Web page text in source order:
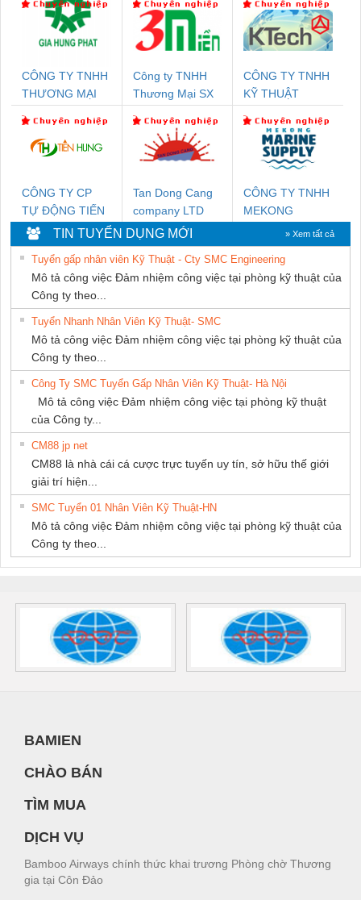
CÔNG TY TNHH
THƯƠNG MẠI
THUẬT ĐIỆN CƠ
GIA HƯNG PHÁT
Công ty TNHH
Thương Mại SX
CÔNG TY TNHH
KỸ THUẬT
NAM
CÔNG TY CP
TỰ ĐỘNG TIẾN
HƯNG
Tan Dong Cang
company LTD
CÔNG TY TNHH
MEKONG
SUPPLY
TIN TUYỂN DỤNG MỚI » Xem tất cả
Tuyển gấp nhân viên Kỹ Thuật - Cty SMC Engineering
Mô tả công việc Đảm nhiệm công việc tại phòng kỹ thuật của
Công ty theo...
Tuyển Nhanh Nhân Viên Kỹ Thuật- SMC
Mô tả công việc Đảm nhiệm công việc tại phòng kỹ thuật của
Công ty theo...
Công Ty SMC Tuyển Gấp Nhân Viên Kỹ Thuật- Hà Nội
Mô tả công việc Đảm nhiệm công việc tại phòng kỹ thuật
của Công ty...
CM88 jp net
CM88 là nhà cái cá cược trực tuyến uy tín, sở hữu thế giới
giải trí hiện...
SMC Tuyển 01 Nhân Viên Kỹ Thuật-HN
Mô tả công việc Đảm nhiệm công việc tại phòng kỹ thuật của
Công ty theo...
BAMIEN
CHÀO BÁN
TÌM MUA
DỊCH VỤ
Bamboo Airways chính thức khai trương Phòng chờ Thương
gia tại Côn Đảo